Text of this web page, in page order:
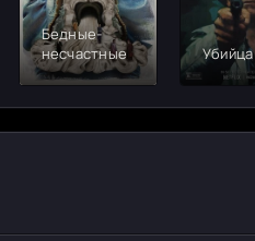
Бедные-
несчастные
Убийца